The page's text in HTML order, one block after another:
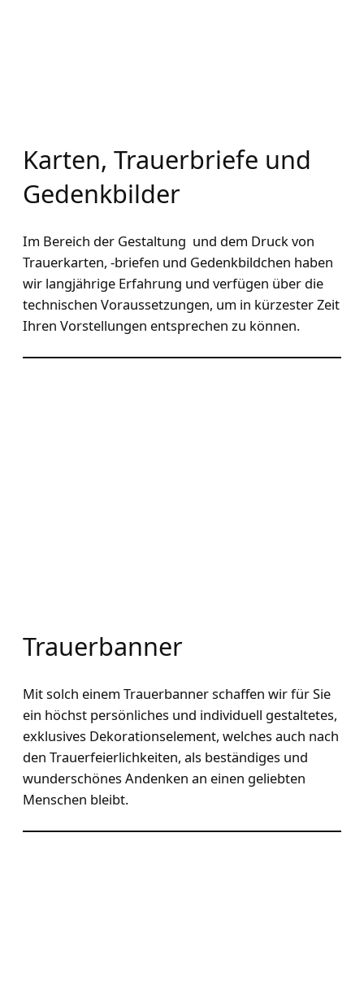
Karten, Trauerbriefe und
Gedenkbilder
Im Bereich der Gestaltung und dem Druck von
Trauerkarten, -briefen und Gedenkbildchen haben
wir langjährige Erfahrung und verfügen über die
technischen Voraussetzungen, um in kürzester Zeit
Ihren Vorstellungen entsprechen zu können.
Trauerbanner
Mit solch einem Trauerbanner schaffen wir für Sie
ein höchst persönliches und individuell gestaltetes,
exklusives Dekorationselement, welches auch nach
den Trauerfeierlichkeiten, als beständiges und
wunderschönes Andenken an einen geliebten
Menschen bleibt.